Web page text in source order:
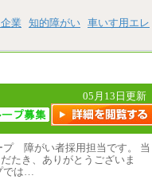
業 知的障がい 車いす用エレ
05月13日更新
プ 障がい者採用担当です。 当
たき、ありがとうございま
は…